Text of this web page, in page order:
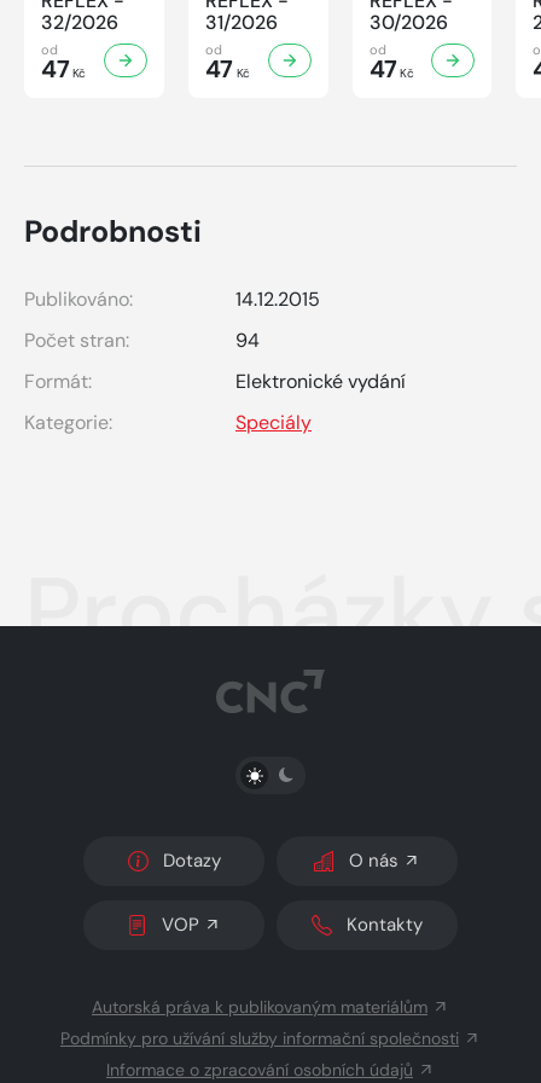
32/2026
od
47 Kč
31/2026
od
47 Kč
30/2026
od
47Kč
Podrobnosti
Publikováno:
14.12.2015
Počet stran:
94
Formát:
Elektronické vydání
Kategorie:
Speciály
Procházky
PŘEPNOUT SVĚTLÝ/TMAVÝ REŽIM
Dotazy O nás
VOP Kontakty
Autorská práva k publikovaným materiálům
Podmínky pro užívání služby informační společnosti
Informace o zpracování osobních údajů